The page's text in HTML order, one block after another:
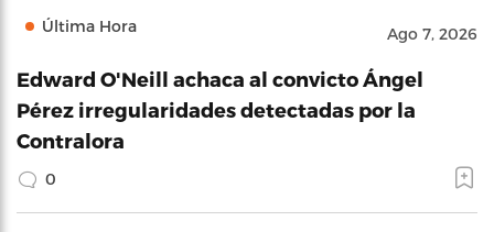
Última Hora Ago 7, 2026
Edward O'Neill achaca al convicto Ángel
Pérez irregularidades detectadas por la
Contralora
0